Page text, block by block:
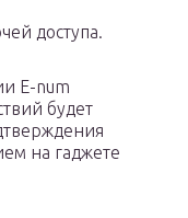
доступа.
E-num
будет
на гаджете